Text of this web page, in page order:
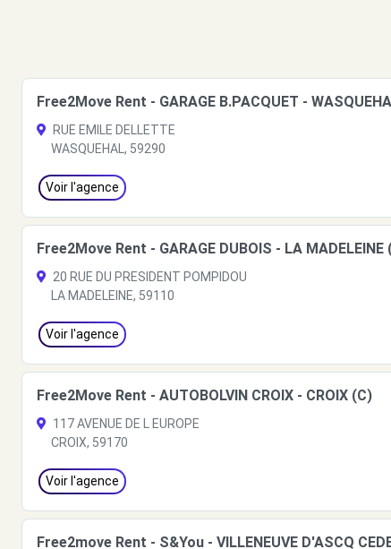
Free2Move Rent - GARAGE B.PACQUET -
RUE EMILE DELLETTE
WASQUEHAL, 59290
Voir l'agence
Free2Move Rent - GARAGE DUBOIS - LA MADELEINE
20 RUE DU PRESIDENT POMPIDOU
LA MADELEINE, 59110
Voir l'agence
Free2Move Rent - AUTOBOLVIN CROIX - CROIX (C)
117 AVENUE DE L EUROPE
CROIX, 59170
Voir l'agence
Free2move Rent - S&You - VILLENEUVE D'ASCQ